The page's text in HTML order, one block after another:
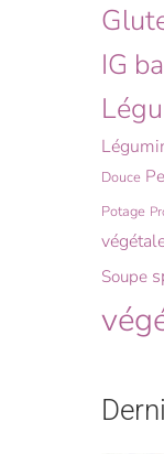
IG
Douce
Potage
Soupe